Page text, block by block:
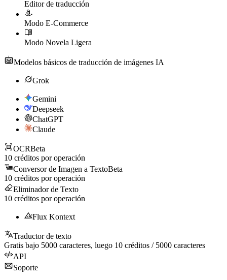
Editor de traducción
Modo E-Commerce
Modo Novela Ligera
Modelos básicos de traducción de imágenes IA
Grok
Gemini
Deepseek
ChatGPT
Claude
OCRBeta
10 créditos por operación
Conversor de Imagen a TextoBeta
10 créditos por operación
Eliminador de Texto
10 créditos por operación
Flux Kontext
Traductor de texto
Gratis bajo 5000 caracteres, luego 10 créditos / 5000 caracteres
API
Soporte